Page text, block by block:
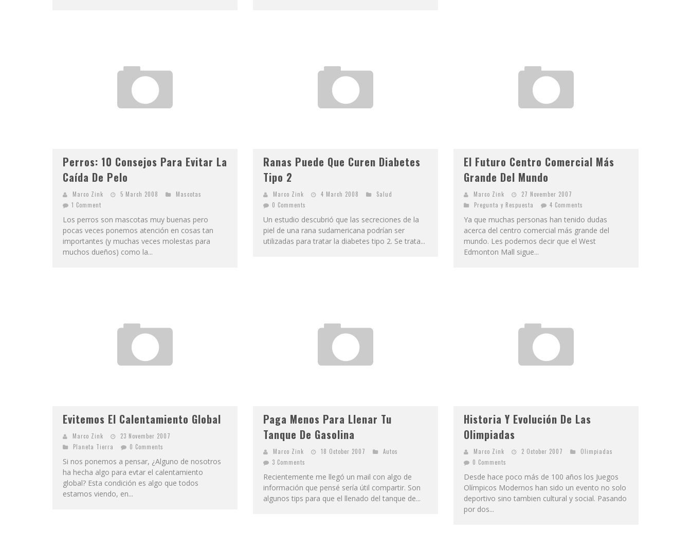
Perros: 10 Consejos Para Evitar La
Caída De Pelo
Marco Zink 5 March 2008
Mascotas
1 Comment
Los perros son mascotas muy buenas pero
pocas veces ponemos atención en cosas tan
importantes (y muchas veces molestas para
muchos dueños) como la...
Ranas Puede Que Curen Diabetes
Tipo 2
Marco Zink 4 March 2008
Salud
0 Comments
Un estudio descubrió que las secreciones de la
piel de una rana sudamericana podrían ser
utilizadas para tratar la diabetes tipo 2. Se trata...
El Futuro Centro Comercial Más
Grande Del Mundo
Marco Zink
27 November 2007
Pregunta y Respuesta
4 Comments
Ya que muchas personas han tenido dudas
acerca del centro comercial más grande del
mundo. Les podemos decir que el West
Edmonton Mall sigue...
Evitemos El Calentamiento Global
Marco Zink
23 November 2007
Planeta Tierra
0 Comments
Si nos ponemos a pensar, ¿Alguno de nosotros
ha hecha algo para evtar el calentamiento
global? Esta condición es algo que todos
estamos viendo, en...
Paga Menos Para Llenar Tu
Tanque De Gasolina
Marco Zink 18 October 2007
Autos
3 Comments
Recientemente me llegó un mail con algo de
información que pensé sería útil compartir. Son
algunos tips para que el llenado del tanque de...
Historia Y Evolución De Las
Olimpiadas
Marco Zink 2 October 2007
Olimpiadas
0 Comments
Desde hace poco más de 100 años los Juegos
Olímpicos Modernos han sido un evento no solo
deportivo sino tambien cultural y social. Pasando
por dos...